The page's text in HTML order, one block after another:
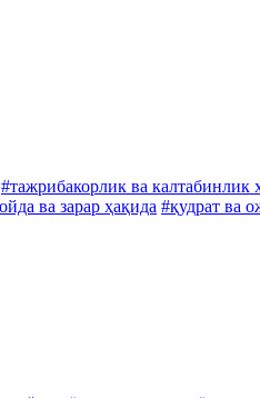
#тажрибакорлик ва калтабинлик
ва зарар ҳақида #қудрат ва